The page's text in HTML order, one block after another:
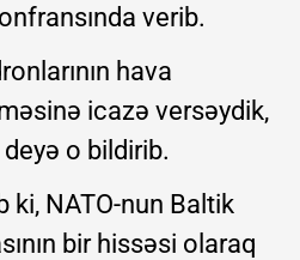
verib.
hava
icazə versəydik,
deyə o bildirib.
ki, NATO-nun Baltik
bir hissəsi olaraq